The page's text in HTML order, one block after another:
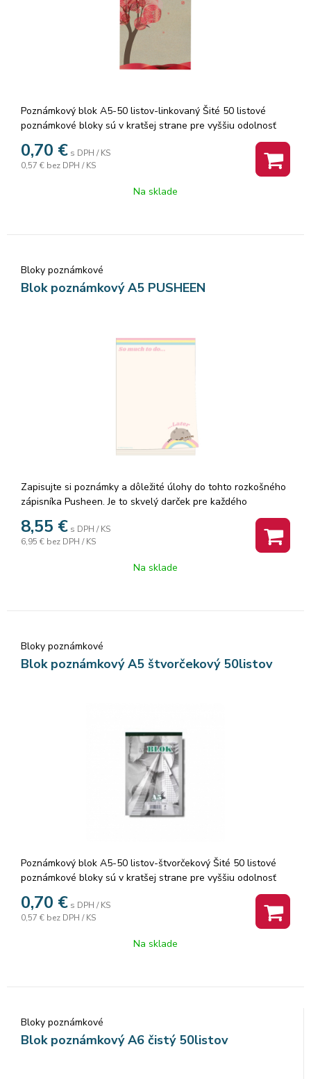
Poznámkový blok A5-50 listov-linkovaný Šité 50 listové
poznámkové bloky sú v kratšej strane pre vyššiu odolnosť
recyklovaného papiera sú pre ľahšie a presné vytrhnutie
perforované. Balenie: 10 ks. Cena za 1 ks.
0,70 € s DPH / KS
0,57 € bez DPH / KS
Na sklade
Bloky poznámkové
Blok poznámkový A5 PUSHEEN
Zapisujte si poznámky a dôležité úlohy do tohto rozkošného
zápisníka Pusheen. Je to skvelý darček pre každého
milovníka mačiek Pusheen. Rozmery: 15 x 21 cm. Počet listov:
52
8,55 € s DPH / KS
6,95 € bez DPH / KS
Na sklade
Bloky poznámkové
Blok poznámkový A5 štvorčekový 50listov
Poznámkový blok A5-50 listov-štvorčekový Šité 50 listové
poznámkové bloky sú v kratšej strane pre vyššiu odolnosť
recyklovaného papiera sú pre ľahšie a presné vytrhnutie
perforované. Balenie: 10 ks. Cena za 1 ks.
0,70 € s DPH / KS
0,57 € bez DPH / KS
Na sklade
Bloky poznámkové
Blok poznámkový A6 čistý 50listov